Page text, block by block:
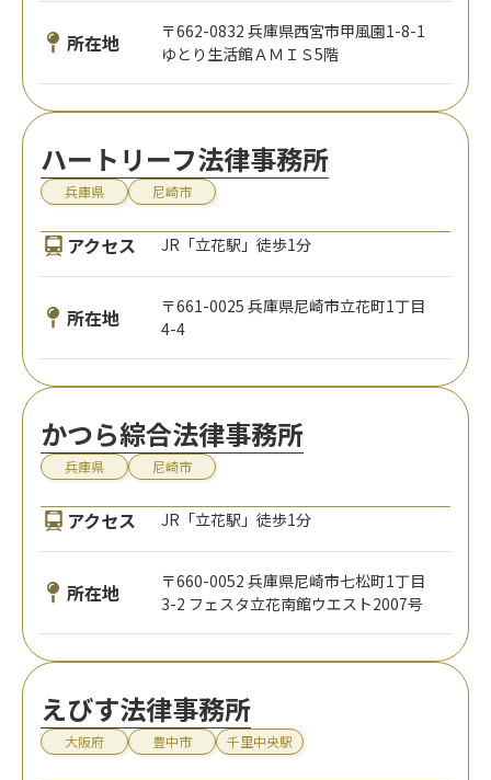
所在地
〒662-0832 兵庫県西宮市甲風園1-8-1
ゆとり生活館ＡＭＩＳ5階
ハートリーフ法律事務所
兵庫県 尼崎市
アクセス JR「立花駅」徒歩1分
所在地
〒661-0025 兵庫県尼崎市立花町1丁目
4-4
かつら綜合法律事務所
兵庫県 尼崎市
アクセス JR「立花駅」徒歩1分
所在地
〒660-0052 兵庫県尼崎市七松町1丁目
3-2 フェスタ立花南館ウエスト2007号
えびす法律事務所
大阪府 豊中市 千里中央駅